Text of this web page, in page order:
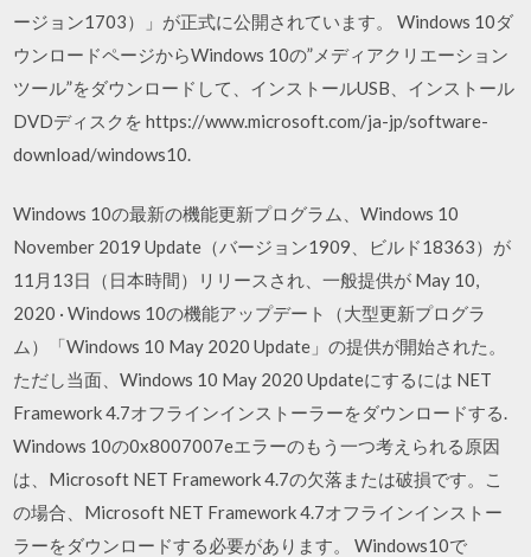
ージョン1703）」が正式に公開されています。 Windows 10ダ
ウンロードページからWindows 10の”メディアクリエーション
ツール”をダウンロードして、インストールUSB、インストール
DVDディスクを https://www.microsoft.com/ja-jp/software-
download/windows10.
Windows 10の最新の機能更新プログラム、Windows 10
November 2019 Update（バージョン1909、ビルド18363）が
11月13日（日本時間）リリースされ、一般提供が May 10,
2020 · Windows 10の機能アップデート（大型更新プログラ
ム）「Windows 10 May 2020 Update」の提供が開始された。
ただし当面、Windows 10 May 2020 Updateにするには NET
Framework 4.7オフラインインストーラーをダウンロードする.
Windows 10の0x8007007eエラーのもう一つ考えられる原因
は、Microsoft NET Framework 4.7の欠落または破損です。こ
の場合、Microsoft NET Framework 4.7オフラインインストー
ラーをダウンロードする必要があります。 Windows10で